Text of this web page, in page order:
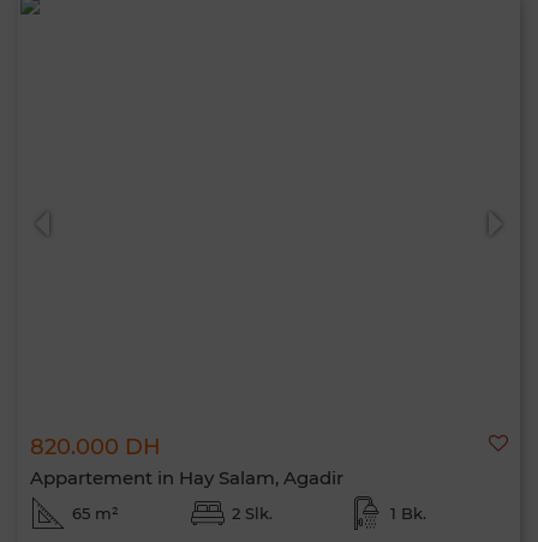
820.000 DH
Appartement in Hay Salam, Agadir
65 m² 2 Slk. 1 Bk.